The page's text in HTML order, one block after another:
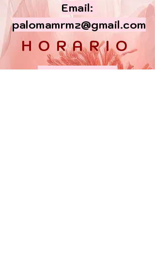
Email:
palomamrmz@gmail.com
HORARIO
Lun - Vier: